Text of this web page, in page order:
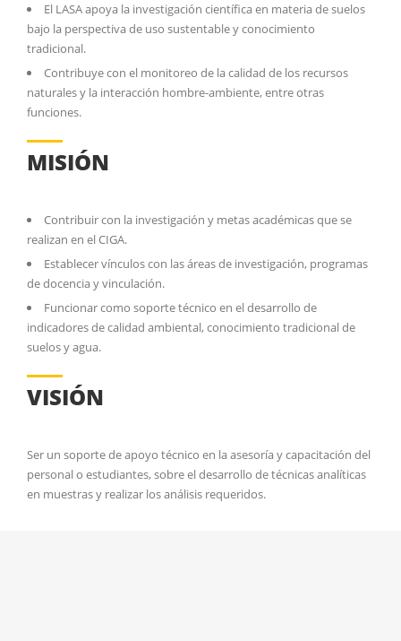
El LASA apoya la investigación científica en materia de suelos
bajo la perspectiva de uso sustentable y conocimiento
tradicional.
Contribuye con el monitoreo de la calidad de los recursos
naturales y la interacción hombre-ambiente, entre otras
funciones.
MISIÓN
Contribuir con la investigación y metas académicas que se
realizan en el CIGA.
Establecer vínculos con las áreas de investigación, programas
de docencia y vinculación.
Funcionar como soporte técnico en el desarrollo de
indicadores de calidad ambiental, conocimiento tradicional de
suelos y agua.
VISIÓN
Ser un soporte de apoyo técnico en la asesoría y capacitación del
personal o estudiantes, sobre el desarrollo de técnicas analíticas
en muestras y realizar los análisis requeridos.